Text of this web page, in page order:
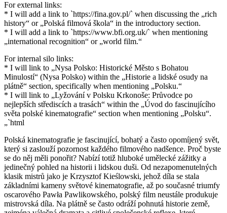
For external links:
* I will add a link to `https://fina.gov.pl/` when discussing the „rich
history“ or „Polská filmová škola“ in the introductory section.
* I will add a link to `https://www.bfi.org.uk/` when mentioning
„international recognition“ or „world film.“
For internal silo links:
* I will link to „Nysa Polsko: Historické Město s Bohatou
Minulostí“ (Nysa Polsko) within the „Historie a lidské osudy na
plátně“ section, specifically when mentioning „Polsku.“
* I will link to „Lyžování v Polsku Krkonoše: Průvodce po
nejlepších střediscích a trasách“ within the „Úvod do fascinujícího
světa polské kinematografie“ section when mentioning „Polsku“.
„`html
Polská kinematografie je fascinující, bohatý a často opomíjený svět,
který si zaslouží pozornost každého filmového nadšence. Proč byste
se do něj měli ponořit? Nabízí totiž hluboké umělecké zážitky a
jedinečný pohled na historii i lidskou duši. Od nezapomenutelných
klasik mistrů jako je Krzysztof Kieślowski, jehož díla se stala
základními kameny světové kinematografie, až po současné triumfy
oscarového Pawła Pawlikowského, polský film neustále produkuje
mistrovská díla. Na plátně se často odráží pohnutá historie země,